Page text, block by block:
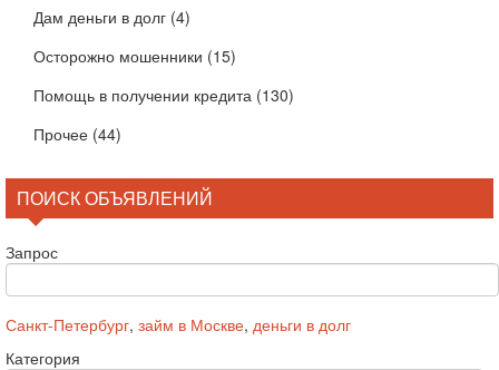
Дам деньги в долг (4)
Осторожно мошенники (15)
Помощь в получении кредита (130)
Прочее (44)
ПОИСК ОБЪЯВЛЕНИЙ
Запрос
Санкт-Петербург, займ в Москве, деньги в долг
Категория